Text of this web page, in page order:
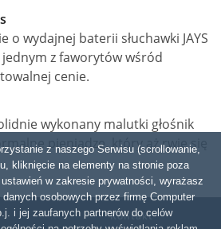
o wydajnej baterii słuchawki JAYS
z faworytów wśród
cenie.
wykonany malutki głośnik
pieniądze, który aż rwie się
Kontakt
z naszego Serwisu (scrollowanie,
kliknięcie na elementy na stronie poza
w zakresie prywatności, wyrażasz
osobowych przez firmę Computer
i jej zaufanych partnerów do celów